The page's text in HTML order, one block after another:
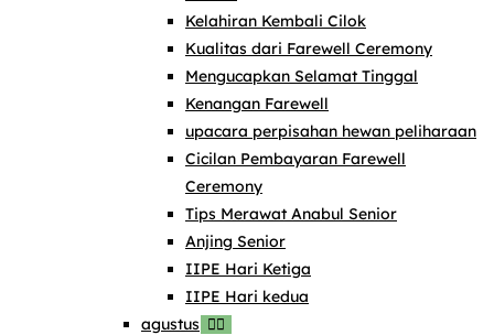
Kelahiran Kembali Cilok
Kualitas dari Farewell Ceremony
Mengucapkan Selamat Tinggal
Kenangan Farewell
upacara perpisahan hewan peliharaan
Cicilan Pembayaran Farewell
Ceremony
Tips Merawat Anabul Senior
Anjing Senior
IIPE Hari Ketiga
IIPE Hari kedua
agustus